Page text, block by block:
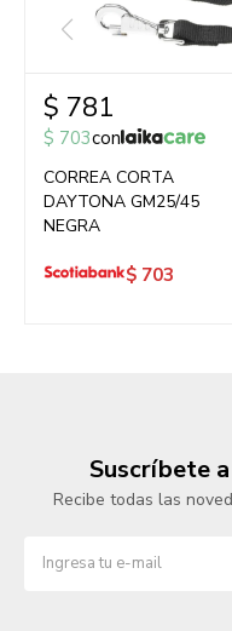
$ 781
$ 703con
CORREA CORTA
DAYTONA GM25/45
NEGRA
$ 703
Suscríbete
Recibe todas las